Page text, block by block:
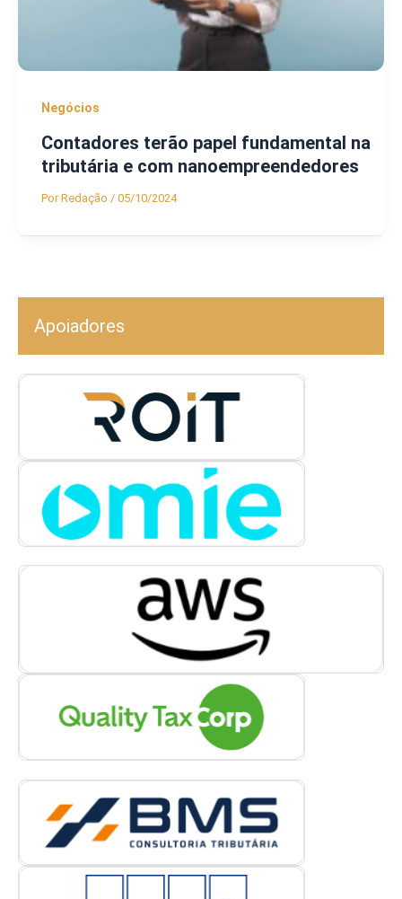
Negócios
Contadores terão papel fundamental na
tributária e com nanoempreendedores
PorRedação / 05/10/2024
Apoiadores